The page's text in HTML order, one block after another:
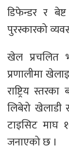
डिफेन्डर र
पुरस्कारको
खेल प्रचलित
प्रणालीमा
राष्ट्रिय
लिबेरो खेलाडी
टाइसिट माघ
जनाएको छ ।